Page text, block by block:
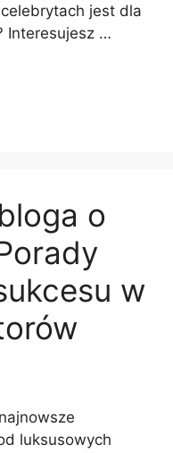
jest dla
Interesujesz …
o
w
luksusowych